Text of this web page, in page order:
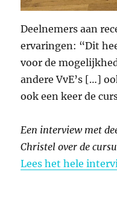
Deelnemers aan
ervaringen: “Dit
voor de
andere VvE’s […]
ook een keer de
Een interview met
Christel over de
Lees het hele